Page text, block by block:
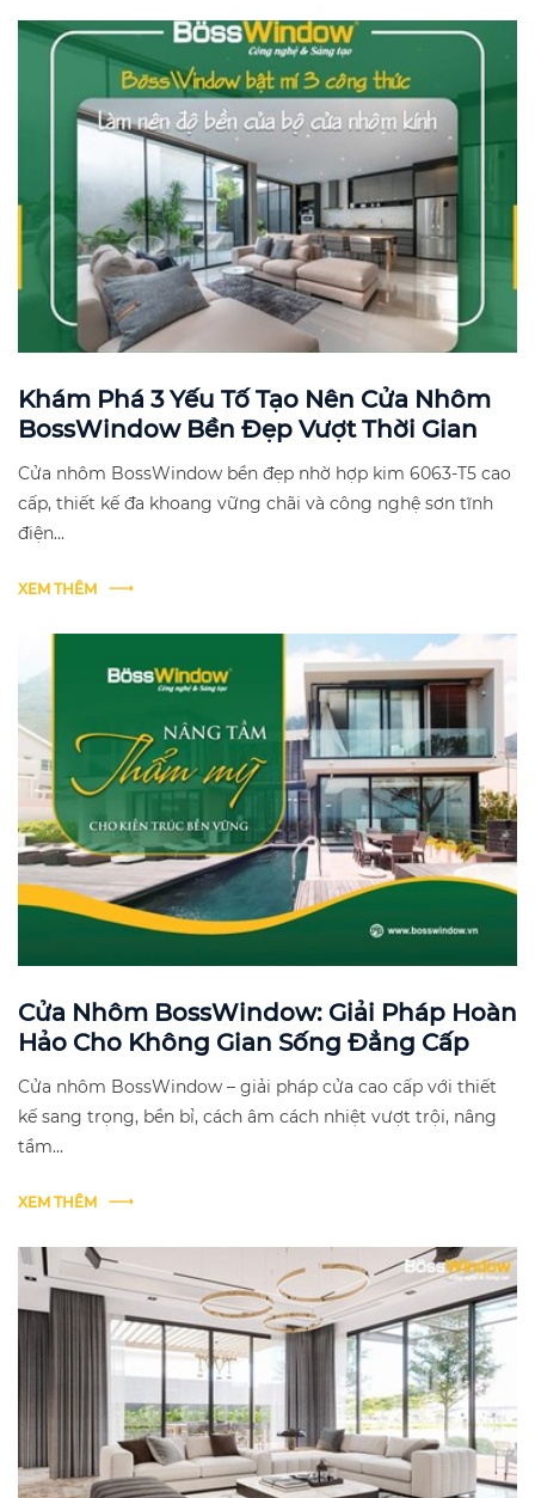
Khám Phá 3 Yếu Tố Tạo Nên Cửa Nhôm
BossWindow Bền Đẹp Vượt Thời Gian
Cửa nhôm BossWindow bền đẹp nhờ hợp kim 6063-T5 cao
cấp, thiết kế đa khoang vững chãi và công nghệ sơn tĩnh
điện...
XEM THÊM
Cửa Nhôm BossWindow: Giải Pháp Hoàn
Hảo Cho Không Gian Sống Đẳng Cấp
Cửa nhôm BossWindow – giải pháp cửa cao cấp với thiết
kế sang trọng, bền bỉ, cách âm cách nhiệt vượt trội, nâng
tầm...
XEM THÊM